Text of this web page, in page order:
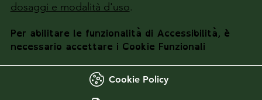
dosaggi e modalità d'uso.
Per abilitare le funzionalità di Accessibilità, è
necessario accettare i Cookie Funzionali
Cookie Policy